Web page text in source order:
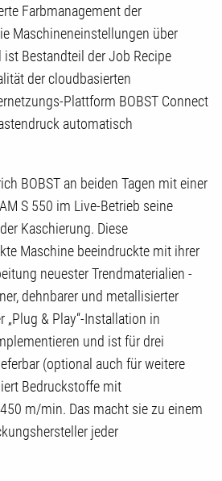
Farbmanagement der
Maschineneinstellungen über
ist Bestandteil der Job Recipe
der cloudbasierten
Plattform BOBST Connect
automatisch
BOBST an beiden Tagen mit einer
S 550 im Live-Betrieb seine
Kaschierung. Diese
Maschine beeindruckte mit ihrer
neuester Trendmaterialien -
dehnbarer und metallisierter
„Plug & Play“-Installation in
und ist für drei
(optional auch für weitere
Bedruckstoffe mit
m/min. Das macht sie zu einem
jeder